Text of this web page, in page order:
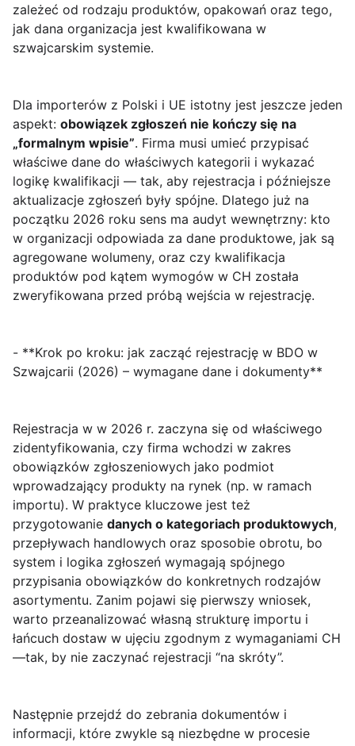
zależeć od rodzaju produktów, opakowań oraz tego,
jak dana organizacja jest kwalifikowana w
szwajcarskim systemie.
Dla importerów z Polski i UE istotny jest jeszcze jeden
aspekt: obowiązek zgłoszeń nie kończy się na
„formalnym wpisie”. Firma musi umieć przypisać
właściwe dane do właściwych kategorii i wykazać
logikę kwalifikacji — tak, aby rejestracja i późniejsze
aktualizacje zgłoszeń były spójne. Dlatego już na
początku 2026 roku sens ma audyt wewnętrzny: kto
w organizacji odpowiada za dane produktowe, jak są
agregowane wolumeny, oraz czy kwalifikacja
produktów pod kątem wymogów w CH została
zweryfikowana przed próbą wejścia w rejestrację.
- **Krok po kroku: jak zacząć rejestrację w BDO w
Szwajcarii (2026) – wymagane dane i dokumenty**
Rejestracja w w 2026 r. zaczyna się od właściwego
zidentyfikowania, czy firma wchodzi w zakres
obowiązków zgłoszeniowych jako podmiot
wprowadzający produkty na rynek (np. w ramach
importu). W praktyce kluczowe jest też
przygotowanie danych o kategoriach produktowych,
przepływach handlowych oraz sposobie obrotu, bo
system i logika zgłoszeń wymagają spójnego
przypisania obowiązków do konkretnych rodzajów
asortymentu. Zanim pojawi się pierwszy wniosek,
warto przeanalizować własną strukturę importu i
łańcuch dostaw w ujęciu zgodnym z wymaganiami CH
—tak, by nie zaczynać rejestracji “na skróty”.
Następnie przejdź do zebrania dokumentów i
informacji, które zwykle są niezbędne w procesie